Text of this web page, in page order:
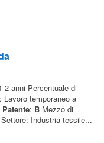
2 anni Percentuale di
temporaneo a
Patente: B Mezzo di
Industria tessile...